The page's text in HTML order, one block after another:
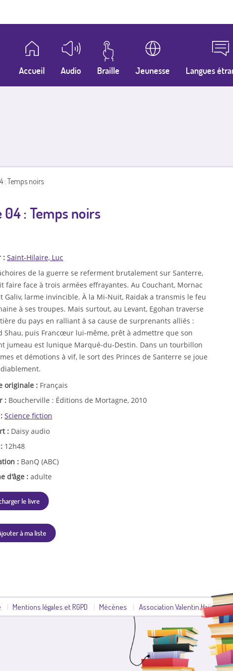
Accueil Audio Braille Jeunesse Langues
: Temps noirs
: Temps noirs
: Saint-Hilaire, Luc
de la guerre se referment brutalement sur Santerre,
faire face à trois armées effrayantes. Au Couchant, Mornac
Galiv, larme invincible. À la Mi-Nuit, Raidak a transmis le feu
à ses troupes. Mais surtout, au Levant, Egohan traverse
du pays en ralliant à sa cause de surprenants alliés :
Shau, puis Francœur lui-même, prêt à admettre que son
jumeau est lunique Marqué-du-Destin. Dans un tourbillon
et démotions à vif, le sort des Princes de Santerre se joue
originale : Français
: Boucherville : Éditions de Mortagne, 2010
Science fiction
: Daisy audio
12h48
: BanQ (ABC)
d'âge : adulte
le livre
à ma liste
Mentions légales et RGPD Mécènes Association Valentin Haüy